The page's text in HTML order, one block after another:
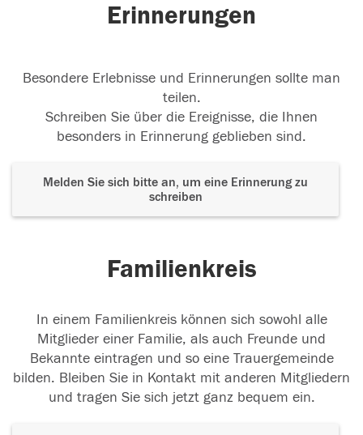
Erinnerungen
Besondere Erlebnisse und Erinnerungen sollte man
teilen.
Schreiben Sie über die Ereignisse, die Ihnen
besonders in Erinnerung geblieben sind.
Melden Sie sich bitte an, um eine Erinnerung zu
schreiben
Familienkreis
In einem Familienkreis können sich sowohl alle
Mitglieder einer Familie, als auch Freunde und
Bekannte eintragen und so eine Trauergemeinde
bilden. Bleiben Sie in Kontakt mit anderen Mitgliedern
und tragen Sie sich jetzt ganz bequem ein.